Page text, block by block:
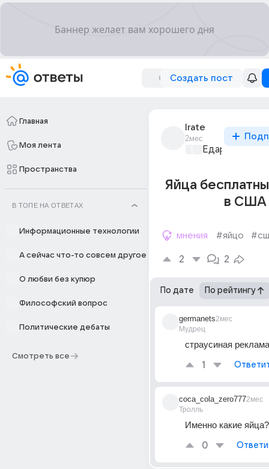
Создать пост
Главная
Моя лента
Пространства
В ТОПЕ НА ОТВЕТАХ
Информационные технологии
А сейчас что-то совсем другое
О любви без купюр
Философский вопрос
Политические дебаты
Смотреть все
lrate
2мес
Едариум
Яйца
в США
мнения #яйцо
2 2
По дате По рейтингу
germanets
Мудрец
2мес
страусиная
1
coca_cola_zero777
Тролль
2мес
Именно какие яйца?
0